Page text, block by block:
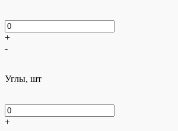
+
-
Углы, шт
+